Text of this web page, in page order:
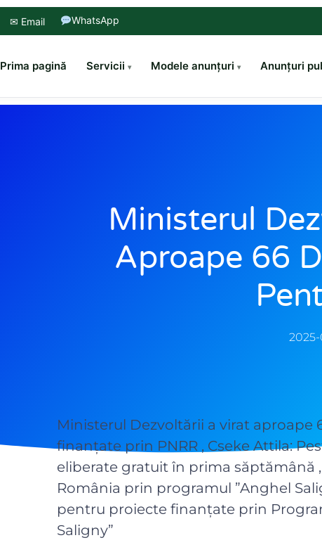
✉ Email WhatsApp
Prima pagină Servicii Modele anunțuri Anunțuri
Ministerul
Aproape 66
Ministerul Dezvoltării a virat
finanțate prin PNRR , Cseke Attila:
eliberate gratuit în prima săptămână
România prin programul ”Anghel
pentru proiecte finanțate prin
Saligny”